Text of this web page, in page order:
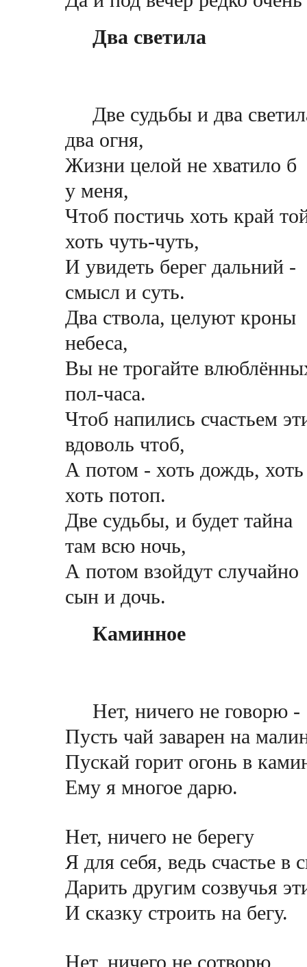
Два светила
Две судьбы и два
два огня,
Жизни целой не хватило б
у меня,
Чтоб постичь хоть край
хоть чуть-чуть,
И увидеть берег дальний -
смысл и суть.
Два ствола, целуют кроны
небеса,
Вы не трогайте
пол-часа.
Чтоб напились счастьем
вдоволь чтоб,
А потом - хоть дождь,
хоть потоп.
Две судьбы, и будет тайна
там всю ночь,
А потом взойдут случайно
сын и дочь.
Каминное
Нет, ничего не говорю -
Пусть чай заварен на
Пускай горит огонь в
Ему я многое дарю.
Нет, ничего не берегу
Я для себя, ведь счастье в
Дарить другим созвучья
И сказку строить на бегу.
Нет, ничего не сотворю,